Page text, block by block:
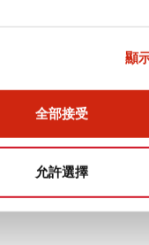
顯
全部接受
允許選擇
認證與標準
LW系列 控制元件 (英
1.23MB